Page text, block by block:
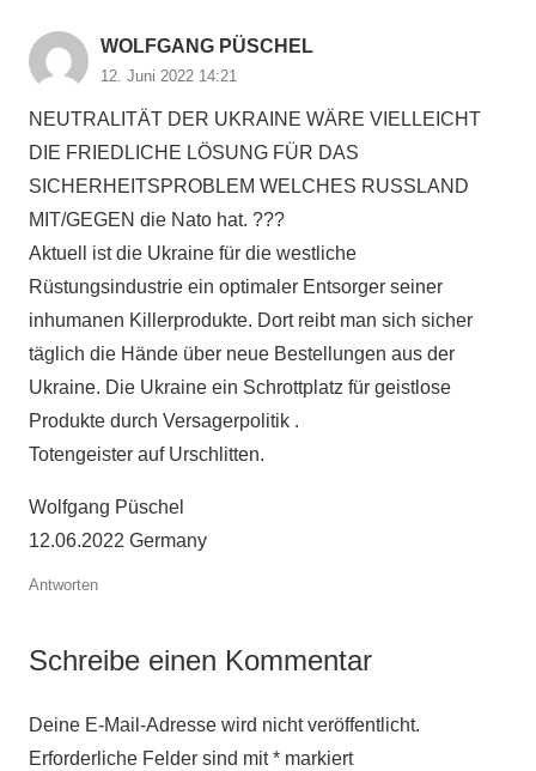
WOLFGANG PÜSCHEL
12. Juni 2022 14:21
NEUTRALITÄT DER UKRAINE WÄRE VIELLEICHT
DIE FRIEDLICHE LÖSUNG FÜR DAS
SICHERHEITSPROBLEM WELCHES RUSSLAND
MIT/GEGEN die Nato hat. ???
Aktuell ist die Ukraine für die westliche
Rüstungsindustrie ein optimaler Entsorger seiner
inhumanen Killerprodukte. Dort reibt man sich sicher
täglich die Hände über neue Bestellungen aus der
Ukraine. Die Ukraine ein Schrottplatz für geistlose
Produkte durch Versagerpolitik .
Totengeister auf Urschlitten.
Wolfgang Püschel
12.06.2022 Germany
Antworten
Schreibe einen Kommentar
Deine E-Mail-Adresse wird nicht veröffentlicht.
Erforderliche Felder sind mit* markiert